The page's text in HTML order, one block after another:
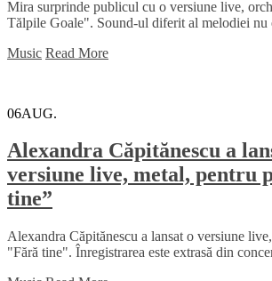
Mira surprinde publicul cu o versiune live,
Tălpile Goale". Sound-ul diferit al melodiei nu
Music Read More
06AUG.
Alexandra Căpitănescu a
versiune live, metal, pentru
tine”
Alexandra Căpitănescu a lansat o versiune
"Fără tine". Înregistrarea este extrasă din